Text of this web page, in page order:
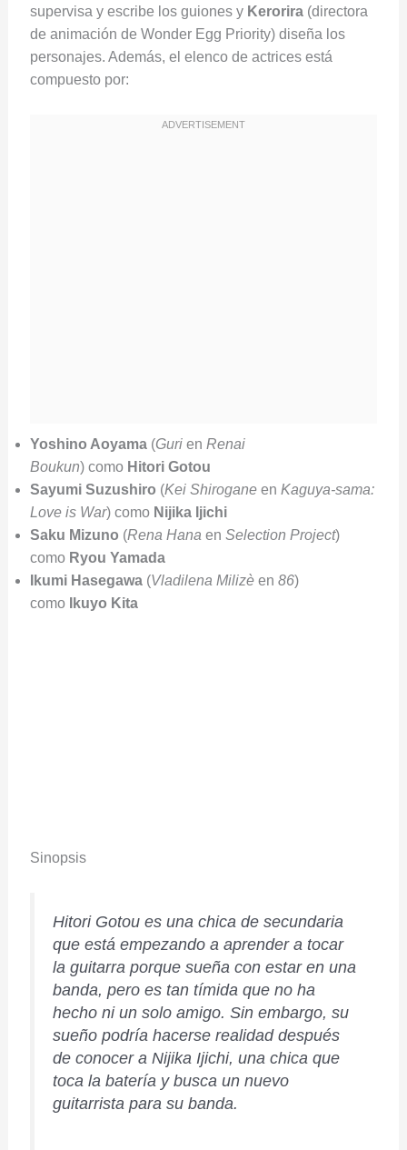
supervisa y escribe los guiones y Kerorira (directora
de animación de Wonder Egg Priority) diseña los
personajes. Además, el elenco de actrices está
compuesto por:
Yoshino Aoyama(Gurien Renai
Boukun) como Hitori Gotou
Sayumi Suzushiro (Kei Shirogane en Kaguya-sama:
Love is War) como Nijika Ijichi
Saku Mizuno (Rena Hana en Selection Project)
como Ryou Yamada
Ikumi Hasegawa(Vladilena Milizèen 86)
como
Ikuyo Kita
Sinopsis
Hitori Gotou es una chica de secundaria
que está empezando a aprender a tocar
la guitarra porque sueña con estar en una
banda, pero es tan tímida que no ha
hecho ni un solo amigo. Sin embargo, su
sueño podría hacerse realidad después
de conocer a Nijika Ijichi, una chica que
toca la batería y busca un nuevo
guitarrista para su banda.